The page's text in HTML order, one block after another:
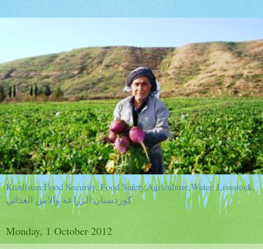
Kurdistan:Food Security, Food Safety,Agriculture,Water, Livestock,
كوردستان:الزراعه والامن الغذائي
Monday, 1 October 2012